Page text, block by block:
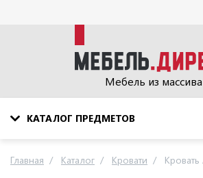
Мебель из массива
КАТАЛОГ ПРЕДМЕТОВ
Главная Каталог Кровати